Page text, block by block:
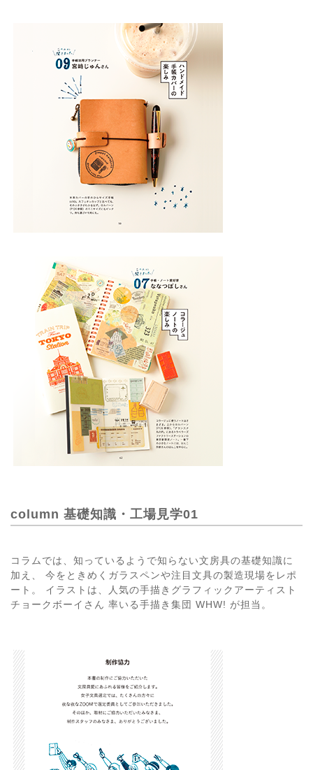
column 基礎知識・工場見学01
コラムでは、知っているようで知らない文房具の基礎知識に
加え、 今をときめくガラスペンや注目文具の製造現場をレポ
ート。 イラストは、人気の手描きグラフィックアーティスト
チョークボーイさん 率いる手描き集団 WHW! が担当。